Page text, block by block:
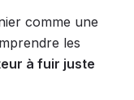
comme une
les
à fuir juste